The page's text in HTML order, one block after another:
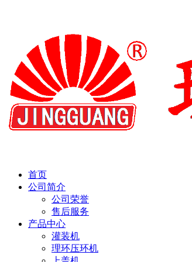
首页
公司简介
公司荣誉
售后服务
产品中心
灌装机
理环压环机